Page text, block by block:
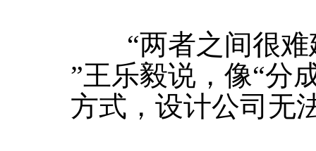
“两者之间很难
”王乐毅说，像“分
方式，设计公司无